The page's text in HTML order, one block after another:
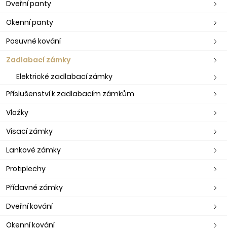
Dveřní panty
Okenní panty
Posuvné kování
Zadlabací zámky
Elektrické zadlabací zámky
Příslušenství k zadlabacím zámkům
Vložky
Visací zámky
Lankové zámky
Protiplechy
Přídavné zámky
Dveřní kování
Okenní kování